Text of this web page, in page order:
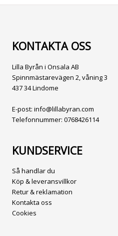
KONTAKTA OSS
Lilla Byrån i Onsala AB
Spinnmästarevägen 2, våning 3
437 34 Lindome
E-post: info@lillabyran.com
Telefonnummer: 0768426114
KUNDSERVICE
Så handlar du
Köp & leveransvillkor
Retur & reklamation
Kontakta oss
Cookies